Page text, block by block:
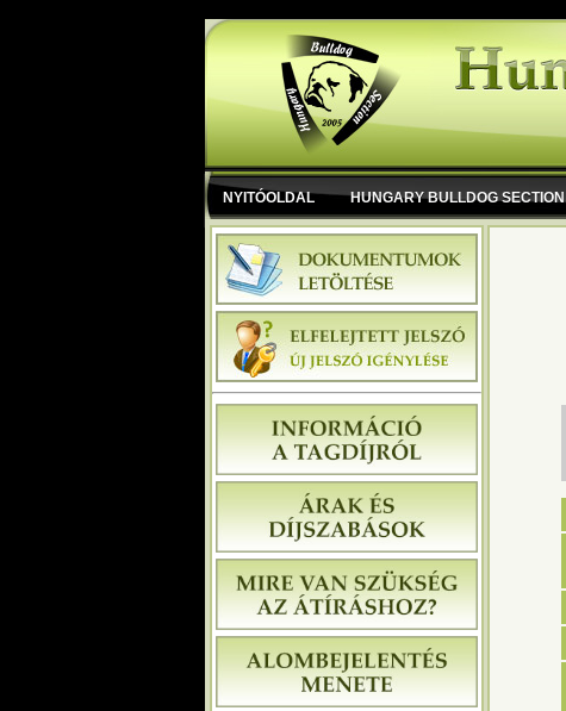
NYITÓOLDAL HUNGARY BULLDOG SECTION